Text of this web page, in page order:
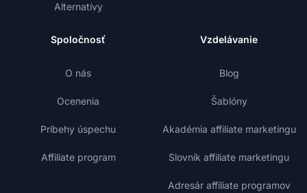
Alternatívy
Spoločnosť
O nás
Ocenenia
Príbehy úspechu
Affiliate program
Vzdelávanie
Blog
Šablóny
Akadémia affiliate marketingu
Slovník affiliate marketingu
Adresár affiliate programov